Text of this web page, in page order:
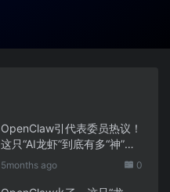
OpenClaw引代表委员热议！
这只“AI龙虾”到底有多“神”？
｜科技观察
5months ago 0